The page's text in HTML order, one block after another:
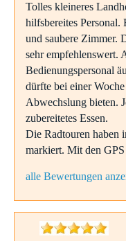
Tolles kleineres
hilfsbereites
und saubere Zimmer.
sehr empfehlenswert.
Bedienungspersonal
dürfte bei einer
Abwechslung bieten.
zubereitetes Essen.
Die Radtouren haben
markiert. Mit den
alle Bewertungen